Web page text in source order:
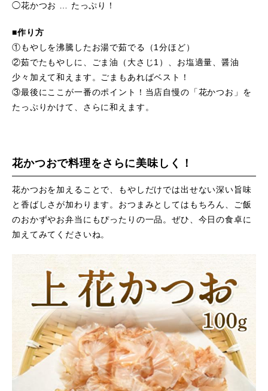
◯花かつお … たっぷり！
■作り方
①もやしを沸騰したお湯で茹でる（1分ほど）
②茹でたもやしに、ごま油（大さじ1）、お塩適量、醤油
少々加えて和えます。ごまもあればベスト！
③最後にここが一番のポイント！当店自慢の「花かつお」を
たっぷりかけて、さらに和えます。
花かつおで料理をさらに美味しく！
花かつおを加えることで、もやしだけでは出せない深い旨味
と香ばしさが加わります。おつまみとしてはもちろん、ご飯
のおかずやお弁当にもぴったりの一品。ぜひ、今日の食卓に
加えてみてくださいね。